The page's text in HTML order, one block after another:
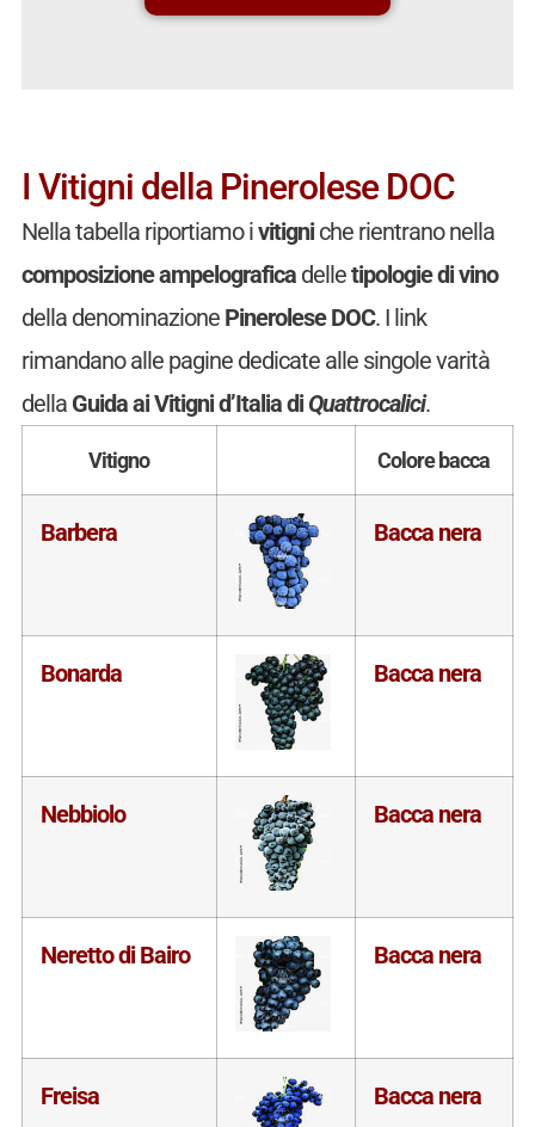
I Vitigni della Pinerolese DOC
Nella tabella riportiamo ivitigniche rientrano nella
composizione ampelograficadelletipologie di vino
della denominazione Pinerolese DOC. I link
rimandano alle pagine dedicate alle singole varità
della Guida ai Vitigni d’Italia diQuattrocalici.
Vitigno Colore bacca
Barbera Bacca nera
Bonarda Bacca nera
Nebbiolo Bacca nera
Neretto di Bairo Bacca nera
Freisa Bacca nera